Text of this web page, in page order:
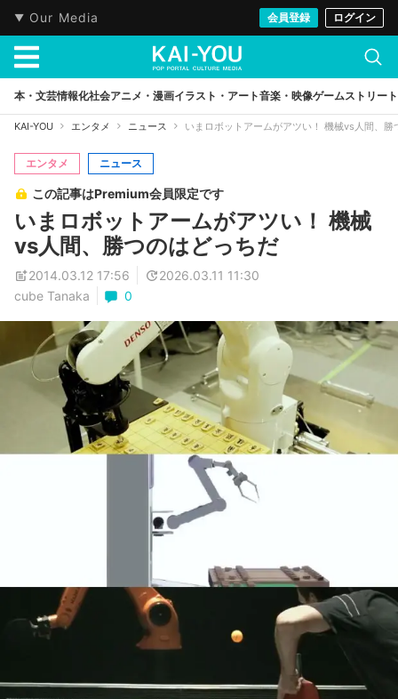
Our Media 会員登録 ログイン
本・文芸情報化社会アニメ・漫画イラスト・アート音楽・映像ゲームストリート
KAI-YOU エンタメ ニュース いまロボットアームがアツい！ 機械vs人間、勝
エンタメ ニュース
この記事はPremium会員限定です
いまロボットアームがアツい！ 機械
vs人間、勝つのはどっちだ
2014.03.12 17:56
2026.03.11 11:30
cube Tanaka
0